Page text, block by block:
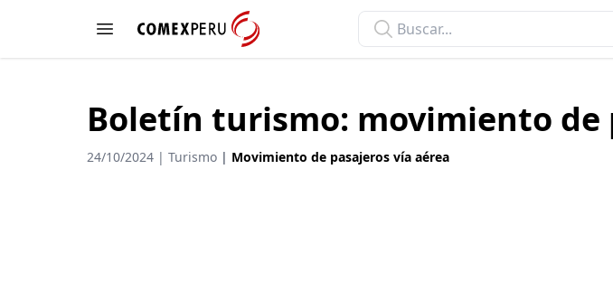
Open menu
ComexPerú
Boletín turismo: movimiento de
24/10/2024 | Turismo | Movimiento de pasajeros vía aérea